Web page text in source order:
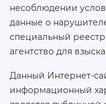
несоблюдении
данные о
специальный
агентство для
Данный Интернет-
информационный